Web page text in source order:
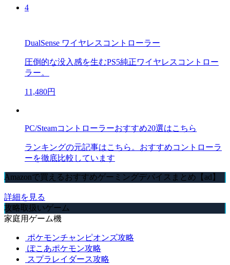
4
DualSense ワイヤレスコントローラー
圧倒的な没入感を生むPS5純正ワイヤレスコントロー
ラー。
11,480円
PC/Steamコントローラーおすすめ20選はこちら
ランキングの元記事はこちら。おすすめコントローラ
ーを徹底比較しています
Amazonで買えるおすすめゲーミングデバイスまとめ【ad】
詳細を見る
攻略取扱いゲーム
家庭用ゲーム機
ポケモンチャンピオンズ攻略
ぽこあポケモン攻略
スプラレイダース攻略